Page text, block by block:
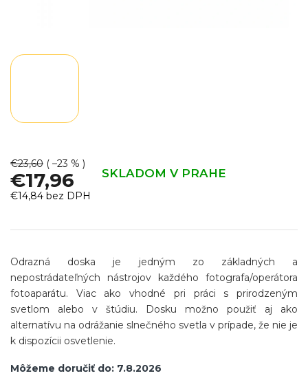
€23,60 ( –23 % )
€17,96 SKLADOM V PRAHE
€14,84 bez DPH
cena:
Môžeme doručiť do: 7.8.2026
Odrazná doska je jedným zo základných a
nepostrádateľných nástrojov každého fotografa/operátora
fotoaparátu. Viac ako vhodné pri práci s prirodzeným
svetlom alebo v štúdiu. Dosku možno použiť aj ako
alternatívu na odrážanie slnečného svetla v prípade, že nie je
k dispozícii osvetlenie.